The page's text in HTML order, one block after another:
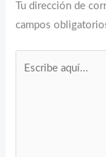
Tu dirección de
campos